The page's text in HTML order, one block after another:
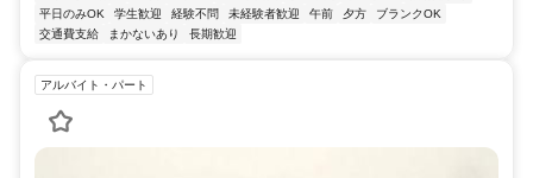
平日のみOK
学生歓迎 経験不問 未経験者歓迎 午前 夕方
ブランクOK
交通費支給
まかないあり 長期歓迎
アルバイト・パート